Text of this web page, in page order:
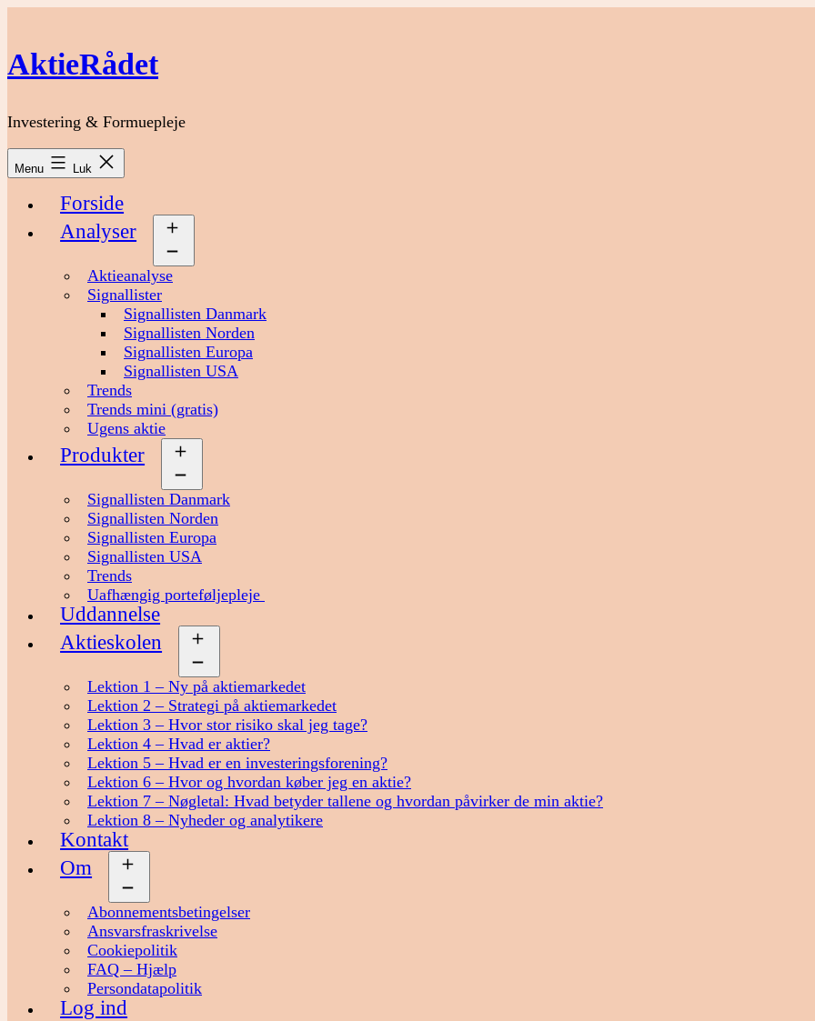
indhold
AktieRådet
Investering & Formuepleje
Menu Luk
Forside
Analyser
Aktieanalyse
Signallister
Signallisten Danmark
Signallisten Norden
Signallisten Europa
Signallisten USA
Trends
Trends mini (gratis)
Ugens aktie
Produkter
Signallisten Danmark
Signallisten Norden
Signallisten Europa
Signallisten USA
Trends
Uafhængig porteføljepleje
Uddannelse
Aktieskolen
Lektion 1 – Ny på aktiemarkedet
Lektion 2 – Strategi på aktiemarkedet
Lektion 3 – Hvor stor risiko skal jeg tage?
Lektion 4 – Hvad er aktier?
Lektion 5 – Hvad er en investeringsforening?
Lektion 6 – Hvor og hvordan køber jeg en aktie?
Lektion 7 – Nøgletal: Hvad betyder tallene og hvordan påvirker de min aktie?
Lektion 8 – Nyheder og analytikere
Kontakt
Om
Abonnementsbetingelser
Ansvarsfraskrivelse
Cookiepolitik
FAQ – Hjælp
Persondatapolitik
Log ind